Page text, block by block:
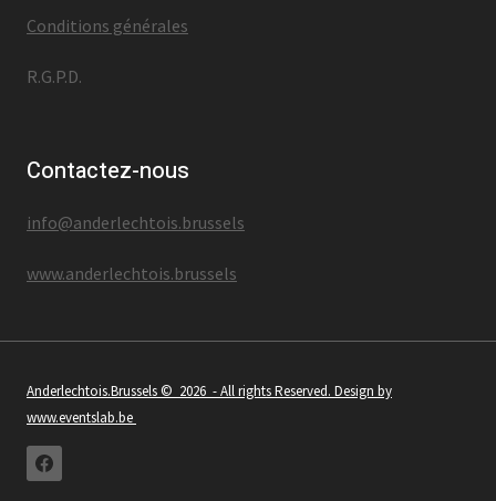
Conditions générales
R.G.P.D.
Contactez-nous
info@anderlechtois.brussels
www.anderlechtois.brussels
Anderlechtois.Brussels © 2026 - All rights Reserved. Design by
www.eventslab.be